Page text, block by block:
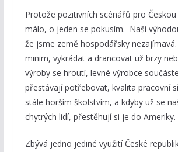
Protože pozitivních scénářů pro
málo, o jeden se pokusím. Naší
že jsme země hospodářsky
minim, vykrádat a drancovat už brzy
výroby se hroutí, levné výrobce
přestávají potřebovat, kvalita pracovní
stále horším školstvím, a kdyby už se
chytrých lidí, přestěhují si je do Ameriky.
Zbývá jedno jediné využití České